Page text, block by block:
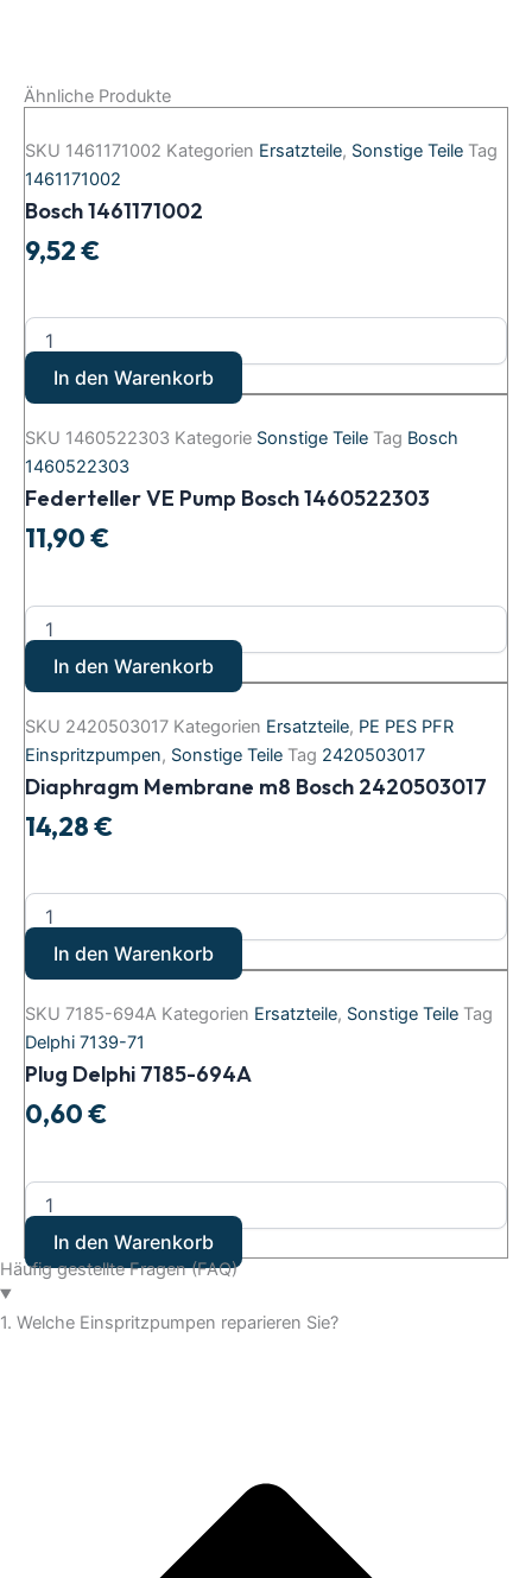
Ähnliche Produkte
SKU 1461171002 Kategorien Ersatzteile, Sonstige Teile Tag
1461171002
Bosch 1461171002
9,52€
In den Warenkorb
SKU 1460522303 Kategorie Sonstige Teile Tag Bosch
1460522303
Federteller VE Pump Bosch 1460522303
11,90€
In den Warenkorb
SKU 2420503017 Kategorien Ersatzteile, PE PES PFR
Einspritzpumpen, Sonstige Teile Tag 2420503017
Diaphragm Membrane m8 Bosch 2420503017
14,28€
In den Warenkorb
SKU 7185-694A Kategorien Ersatzteile, Sonstige Teile Tag
Delphi 7139-71
Plug Delphi 7185-694A
0,60€
In den Warenkorb
Häufig gestellte Fragen (FAQ)
1. Welche Einspritzpumpen reparieren Sie?